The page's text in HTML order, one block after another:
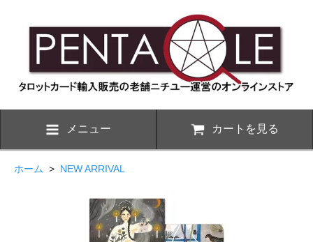
メニュー カートを見る
ホーム > NEW ARRIVAL